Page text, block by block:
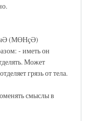
(МӨНҫӘ)
- иметь он
Может
грязь от тела.
смыслы в